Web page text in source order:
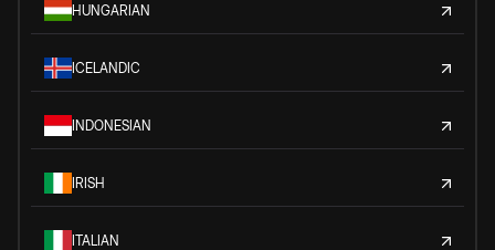
HUNGARIAN
ICELANDIC
INDONESIAN
IRISH
ITALIAN